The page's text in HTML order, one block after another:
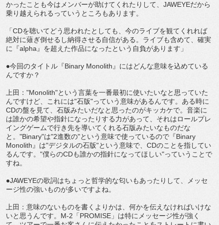
かったことも今はメンバーが助けてくれたりして、JAWEYEだから
乗り越えられるっていうところもあります。
「CDを聴いてどう思われたとしても、今のライブを観てくれれば
絶対に薙ぎ倒せるし納得させる自信がある。ライブも含めて、確実
に『alpha』を超えた作品になったという自負があります」
●今回のタイトル『Binary Monolith』にはどんな意味を込めている
んですか？
上田："Monolith"という言葉を一番最初に使いたいなと思っていた
んですけど、これには"石版"っていう意味があるんです。ある時に
CDの盤を見て、石版みたいだなと思ったのがキッカケで。音楽に
は誰かの希望や指針になったりする力があって、それはロールプレ
イングゲームで行き先を導いてくれる石版みたいなものだな
と。"Binary"は"2進数の"という意味で使っているので『Binary
Monolith』は"デジタルの石版"という意味で、CDのことを指してい
るんです。"僕らのCDも誰かの指針になってほしい"っていうことで
すね。
●JAWEYEの歌詞はちょっと哲学的な匂いもあったりして、メッセ
ージ性の強いものが多いですよね。
上田：意味のないものを書くよりかは、何かを伝えなければいけな
いと思うんです。M-2「PROMISE」は特にメッセージ性が強く